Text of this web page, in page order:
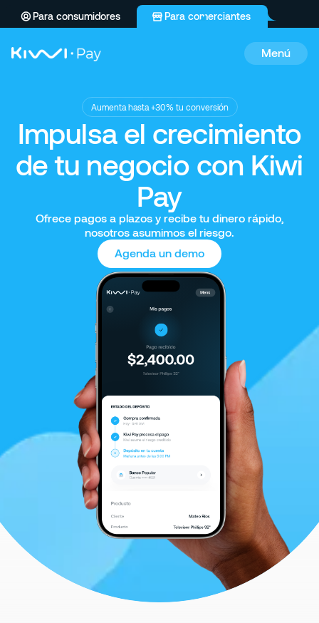
Para consumidores Para comerciantes
Menú
Aumenta hasta +30% tu conversión
Impulsa el crecimiento
de tu negocio con Kiwi
Pay
Ofrece pagos a plazos y recibe tu dinero rápido,
nosotros asumimos el riesgo.
Agenda un demo